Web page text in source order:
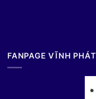
FANPAGE VĨNH PHÁT